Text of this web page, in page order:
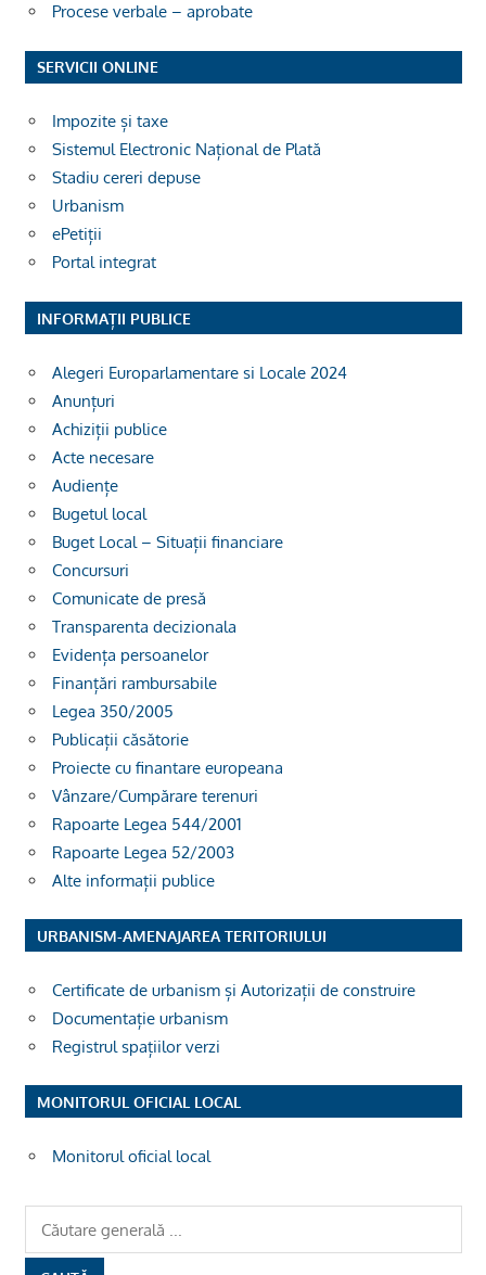
Procese verbale – aprobate
SERVICII ONLINE
Impozite și taxe
Sistemul Electronic Național de Plată
Stadiu cereri depuse
Urbanism
ePetiții
Portal integrat
INFORMAȚII PUBLICE
Alegeri Europarlamentare si Locale 2024
Anunțuri
Achiziții publice
Acte necesare
Audiențe
Bugetul local
Buget Local – Situații financiare
Concursuri
Comunicate de presă
Transparenta decizionala
Evidența persoanelor
Finanțări rambursabile
Legea 350/2005
Publicații căsătorie
Proiecte cu finantare europeana
Vânzare/Cumpărare terenuri
Rapoarte Legea 544/2001
Rapoarte Legea 52/2003
Alte informații publice
URBANISM-AMENAJAREA TERITORIULUI
Certificate de urbanism și Autorizații de construire
Documentație urbanism
Registrul spațiilor verzi
MONITORUL OFICIAL LOCAL
Monitorul oficial local